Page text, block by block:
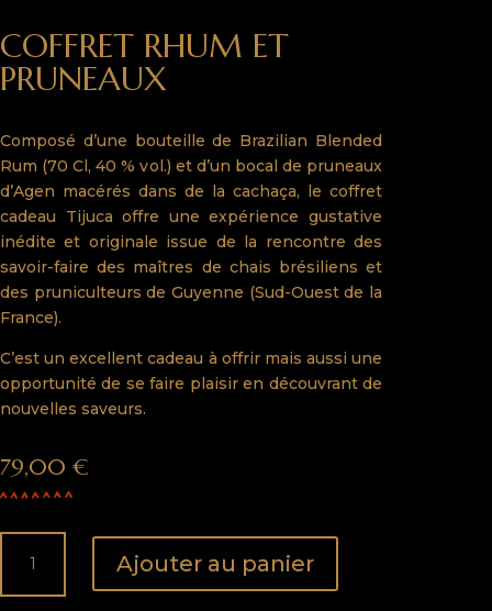
COFFRET RHUM ET
PRUNEAUX
Composé d’une bouteille de Brazilian Blended
Rum (70 Cl, 40 % vol.) et d’un bocal de pruneaux
d’Agen macérés dans de la cachaça, le coffret
cadeau Tijuca offre une expérience gustative
inédite et originale issue de la rencontre des
savoir-faire des maîtres de chais brésiliens et
des pruniculteurs de Guyenne (Sud-Ouest de la
France).
C’est un excellent cadeau à offrir mais aussi une
opportunité de se faire plaisir en découvrant de
nouvelles saveurs.
79,00 €
COFFRET
Ajouter au panier